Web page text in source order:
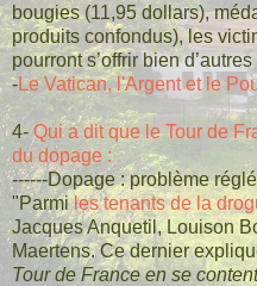
bougies (11,95 dollars),
produits confondus), les
pourront s’offrir bien
-Le Vatican, l'Argent et le
4- Qui a dit que le Tour de
du dopage :
------Dopage : problème
"Parmiles tenants de la
Jacques Anquetil, Louison
Maertens. Ce dernier
Tour de France en se